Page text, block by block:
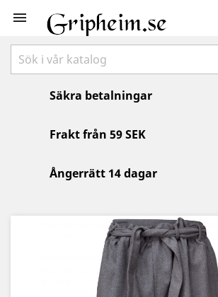

Säkra betalningar
Frakt från 59 SEK
Ångerrätt 14 dagar